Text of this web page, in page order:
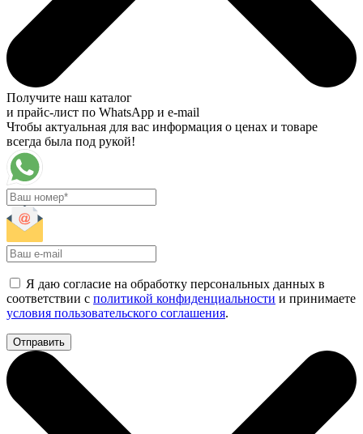
Получите наш каталог
и прайс-лист по WhatsApp и e-mail
Чтобы актуальная для вас информация о ценах и товаре
всегда была под рукой!
Я даю согласие на обработку персональных данных в
соответствии с политикой конфиденциальности и принимаете
условия пользовательского соглашения.